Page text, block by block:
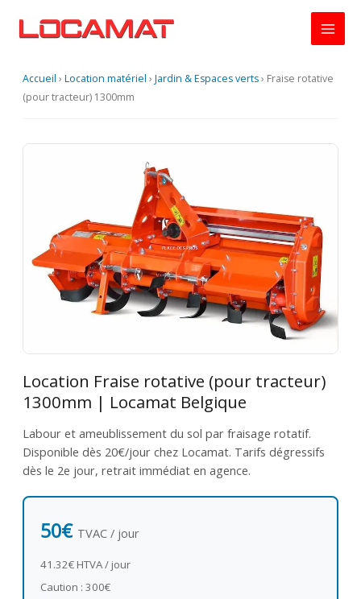
Accueil › Location matériel › Jardin & Espaces verts› Fraise rotative
(pour tracteur) 1300mm
Location Fraise rotative (pour tracteur)
1300mm | Locamat Belgique
Labour et ameublissement du sol par fraisage rotatif.
Disponible dès 20€/jour chez Locamat. Tarifs dégressifs
dès le 2e jour, retrait immédiat en agence.
50€ TVAC / jour
41.32€ HTVA / jour
Caution : 300€